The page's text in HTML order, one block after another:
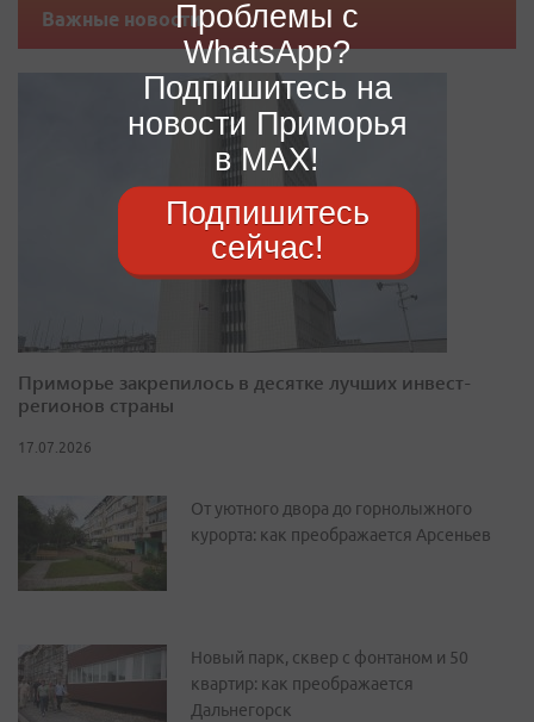
Важные новости
Приморье закрепилось в десятке лучших инвест-
регионов страны
17.07.2026
От уютного двора до горнолыжного
курорта: как преображается Арсеньев
Новый парк, сквер с фонтаном и 50
квартир: как преображается
Дальнегорск
Проблемы с
WhatsApp?
Подпишитесь на
новости Приморья
в MAX!
Подпишитесь
сейчас!